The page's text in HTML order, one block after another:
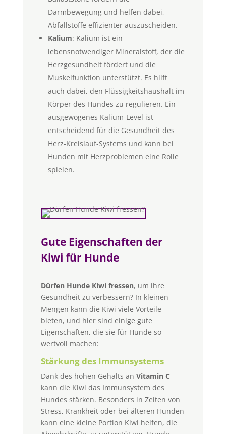
Darmbewegung und helfen dabei,
Abfallstoffe effizienter auszuscheiden.
Kalium: Kalium ist ein
lebensnotwendiger Mineralstoff, der die
Herzgesundheit fördert und die
Muskelfunktion unterstützt. Es hilft
auch dabei, den Flüssigkeitshaushalt im
Körper des Hundes zu regulieren. Ein
ausgewogenes Kalium-Level ist
entscheidend für die Gesundheit des
Herz-Kreislauf-Systems und kann bei
Hunden mit Herzproblemen eine Rolle
spielen.
Gute Eigenschaften der
Kiwi für Hunde
Dürfen Hunde Kiwi fressen, um ihre
Gesundheit zu verbessern? In kleinen
Mengen kann die Kiwi viele Vorteile
bieten, und hier sind einige gute
Eigenschaften, die sie für Hunde so
wertvoll machen:
Stärkung des Immunsystems
Dank des hohen Gehalts an Vitamin C
kann die Kiwi das Immunsystem des
Hundes stärken. Besonders in Zeiten von
Stress, Krankheit oder bei älteren Hunden
kann eine kleine Portion Kiwi helfen, die